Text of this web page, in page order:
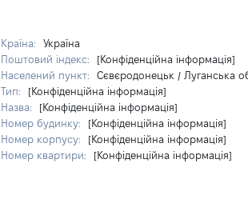
Країна:
Україна
Поштовий індекс:
[Конфіденційна інформація]
Населений пункт:
Сєвєродонецьк / Луганська
Тип:
[Конфіденційна інформація]
Назва:
[Конфіденційна інформація]
Номер будинку:
[Конфіденційна інформація]
Номер корпусу:
[Конфіденційна інформація]
Номер квартири:
[Конфіденційна інформація]